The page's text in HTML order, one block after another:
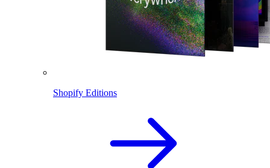
Shopify Editions